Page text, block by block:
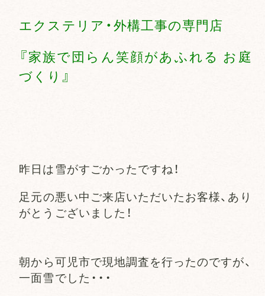
エクステリア・外構工事の専門店
『家族で団らん笑顔があふれる お庭
づくり』
昨日は雪がすごかったですね！
足元の悪い中ご来店いただいたお客様、あり
がとうございました！
朝から可児市で現地調査を行ったのですが、
一面雪でした・・・